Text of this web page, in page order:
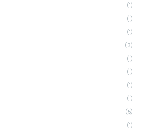
(1)
(1)
(1)
(3)
(1)
(1)
(1)
(1)
(5)
(1)